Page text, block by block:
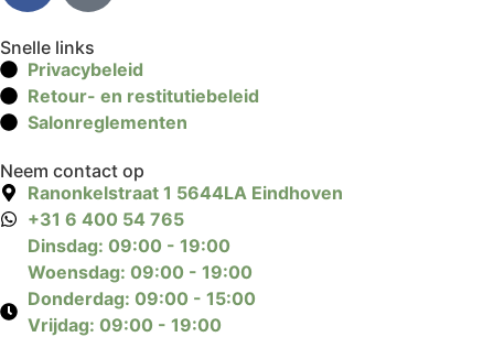
Snelle links
Privacybeleid
Retour- en restitutiebeleid
Salonreglementen
Neem contact op
Ranonkelstraat 1 5644LA Eindhoven
+31 6 400 54 765
Dinsdag: 09:00 - 19:00
Woensdag: 09:00 - 19:00
Donderdag: 09:00 - 15:00
Vrijdag: 09:00 - 19:00